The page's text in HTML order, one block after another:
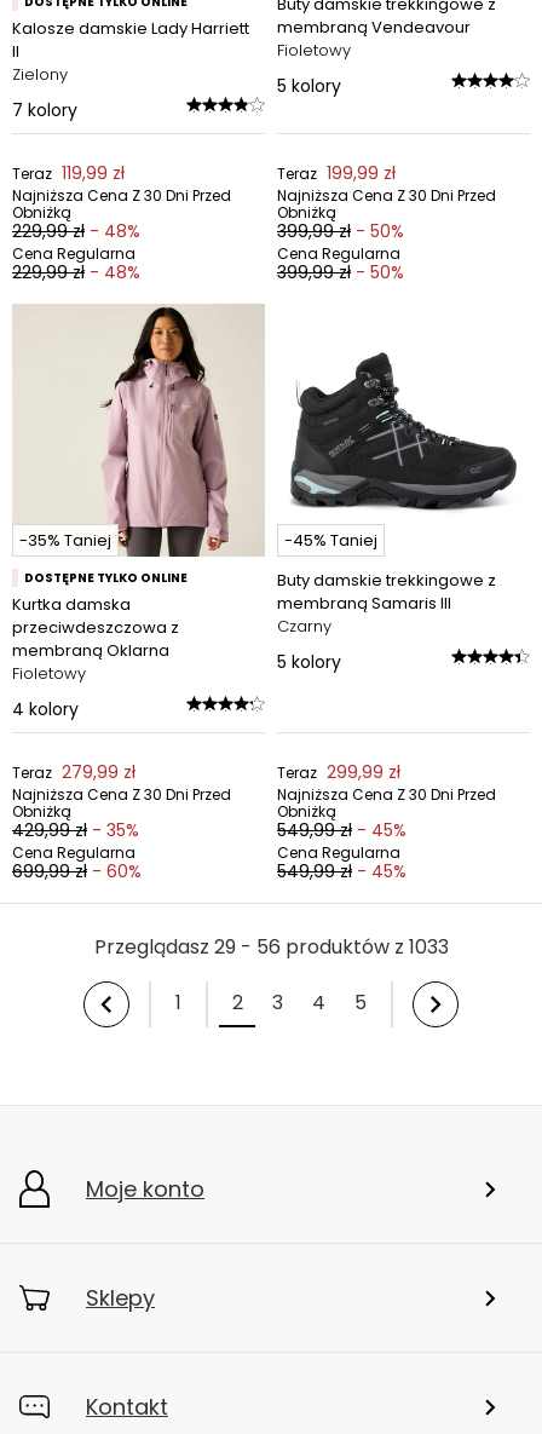
Kalosze damskie Lady Harriett
II
Zielony
7 kolory
Teraz 119,99 zł
Najniższa Cena Z 30 Dni Przed
Obniżką
229,99 zł - 48%
Cena Regularna
229,99 zł - 48%
membraną Vendeavour
Fioletowy
5 kolory
Teraz 199,99 zł
Najniższa Cena Z 30 Dni Przed
Obniżką
399,99 zł - 50%
Cena Regularna
399,99 zł - 50%
-35% Taniej
DOSTĘPNE TYLKO ONLINE
Kurtka damska
przeciwdeszczowa z
membraną Oklarna
Fioletowy
4 kolory
Teraz 279,99 zł
Najniższa Cena Z 30 Dni Przed
Obniżką
429,99 zł - 35%
Cena Regularna
699,99 zł - 60%
-45% Taniej
Buty damskie trekkingowe z
membraną Samaris III
Czarny
5 kolory
Teraz 299,99 zł
Najniższa Cena Z 30 Dni Przed
Obniżką
549,99 zł - 45%
Cena Regularna
549,99 zł - 45%
Przeglądasz 29 - 56 produktów z 1033
1
2 3 4 5
Moje konto
Sklepy
Kontakt